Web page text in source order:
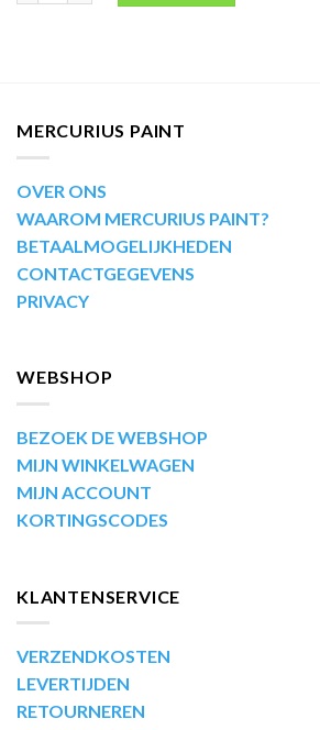
MERCURIUS PAINT
OVER ONS
WAAROM MERCURIUS PAINT?
BETAALMOGELIJKHEDEN
CONTACTGEGEVENS
PRIVACY
WEBSHOP
BEZOEK DE WEBSHOP
MIJN WINKELWAGEN
MIJN ACCOUNT
KORTINGSCODES
KLANTENSERVICE
VERZENDKOSTEN
LEVERTIJDEN
RETOURNEREN